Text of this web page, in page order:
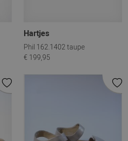
Hartjes
Phil 162.1402 taupe
€ 199,95